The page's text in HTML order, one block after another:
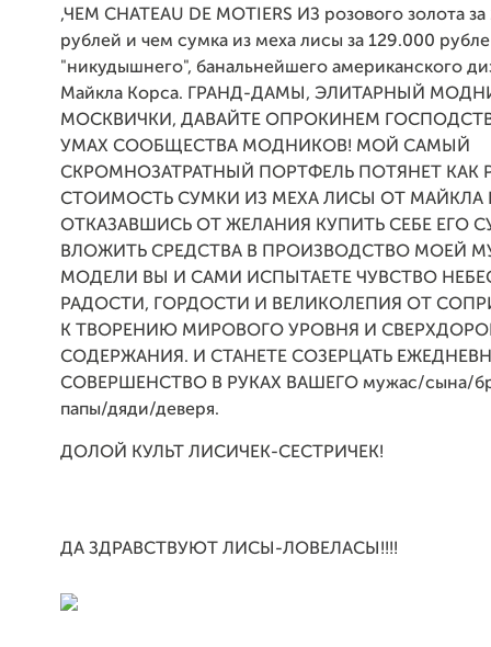
,ЧЕМ CHATEAU DE MOTIERS ИЗ розового золота
рублей и чем сумка из меха лисы за 129.000
"никудышнего", банальнейшего американского
Майкла Корса. ГРАНД-ДАМЫ, ЭЛИТАРНЫЙ
МОСКВИЧКИ, ДАВАЙТЕ ОПРОКИНЕМ
УМАХ СООБЩЕСТВА МОДНИКОВ! МОЙ САМЫЙ
СКРОМНОЗАТРАТНЫЙ ПОРТФЕЛЬ ПОТЯНЕТ КАК
СТОИМОСТЬ СУМКИ ИЗ МЕХА ЛИСЫ ОТ МАЙКЛА
ОТКАЗАВШИСЬ ОТ ЖЕЛАНИЯ КУПИТЬ СЕБЕ ЕГО
ВЛОЖИТЬ СРЕДСТВА В ПРОИЗВОДСТВО МОЕЙ
МОДЕЛИ ВЫ И САМИ ИСПЫТАЕТЕ ЧУВСТВО
РАДОСТИ, ГОРДОСТИ И ВЕЛИКОЛЕПИЯ ОТ
К ТВОРЕНИЮ МИРОВОГО УРОВНЯ И
СОДЕРЖАНИЯ. И СТАНЕТЕ СОЗЕРЦАТЬ
СОВЕРШЕНСТВО В РУКАХ ВАШЕГО мужаc/сына/
папы/дяди/деверя.
ДОЛОЙ КУЛЬТ ЛИСИЧЕК-СЕСТРИЧЕК!
ДА ЗДРАВСТВУЮТ ЛИСЫ-ЛОВЕЛАСЫ!!!!